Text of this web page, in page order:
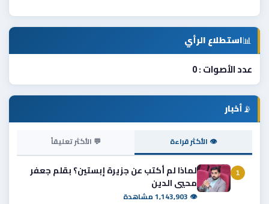
📊استطلاع الرأي
عدد الأصوات : 0
📡أخبار
👁 الأكثر قراءة 💬 الأكثر تعليقاً
1
لماذا لم أكتب عن جزيرة إبستين؟ بقلم جعفر
محيي الدين
👁 1,143,903 مشاهدة